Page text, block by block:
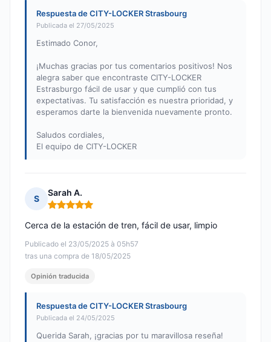
Respuesta de CITY-LOCKER Strasbourg
Publicada el 27/05/2025
Estimado Conor,
¡Muchas gracias por tus comentarios positivos! Nos
alegra saber que encontraste CITY-LOCKER
Estrasburgo fácil de usar y que cumplió con tus
expectativas. Tu satisfacción es nuestra prioridad, y
esperamos darte la bienvenida nuevamente pronto.
Saludos cordiales,
El equipo de CITY-LOCKER
S
Sarah A.
Nota: 5 de 5
Publicado el 23/05/2025 à 05h57
tras una compra de 18/05/2025
Cerca de la estación de tren, fácil de usar, limpio
Opinión traducida
Respuesta de CITY-LOCKER Strasbourg
Publicada el 24/05/2025
Querida Sarah, ¡gracias por tu maravillosa reseña!